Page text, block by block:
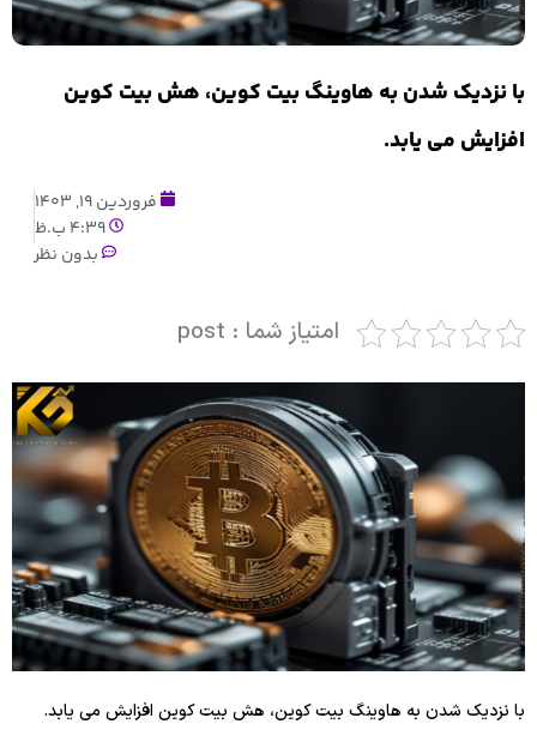
با نزدیک شدن به هاوینگ بیت کوین، هش بیت کوین
افزایش می یابد.
فروردین 19, 1403
4:39 ب.ظ
بدون نظر
امتیاز شما : post
با نزدیک شدن به هاوینگ بیت کوین، هش بیت کوین افزایش می یابد.